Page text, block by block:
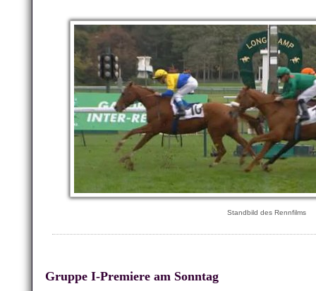
Standbild des Rennfilms
Gruppe I-Premiere am Sonntag